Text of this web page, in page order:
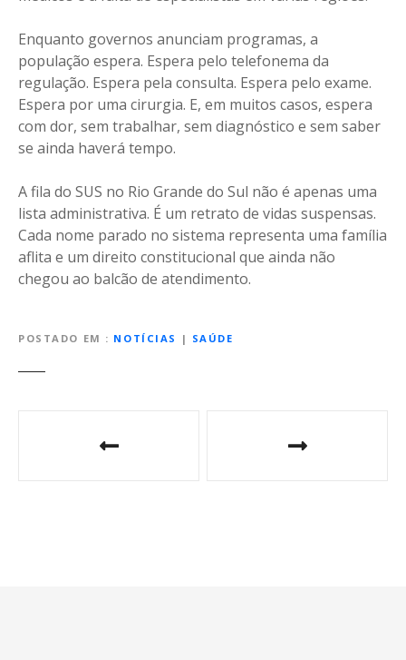
Enquanto governos anunciam programas, a
população espera. Espera pelo telefonema da
regulação. Espera pela consulta. Espera pelo exame.
Espera por uma cirurgia. E, em muitos casos, espera
com dor, sem trabalhar, sem diagnóstico e sem saber
se ainda haverá tempo.
A fila do SUS no Rio Grande do Sul não é apenas uma
lista administrativa. É um retrato de vidas suspensas.
Cada nome parado no sistema representa uma família
aflita e um direito constitucional que ainda não
chegou ao balcão de atendimento.
POSTADO EM NOTÍCIAS | SAÚDE